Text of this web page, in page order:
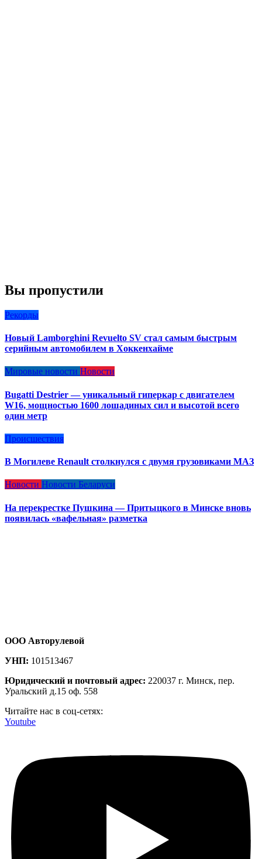
Вы пропустили
Рекорды
Новый Lamborghini Revuelto SV стал самым быстрым
серийным автомобилем в Хоккенхайме
Мировые новости Новости
Bugatti Destrier — уникальный гиперкар с двигателем
W16, мощностью 1600 лошадиных сил и высотой всего
один метр
Происшествия
В Могилеве Renault столкнулся с двумя грузовиками МАЗ
Новости Новости Беларуси
На перекрестке Пушкина — Притыцкого в Минске вновь
появилась «вафельная» разметка
ООО Авторулевой
УНП: 101513467
Юридический и почтовый адрес: 220037 г. Минск, пер.
Уральский д.15 оф. 558
Читайте нас в соц-сетях:
Youtube